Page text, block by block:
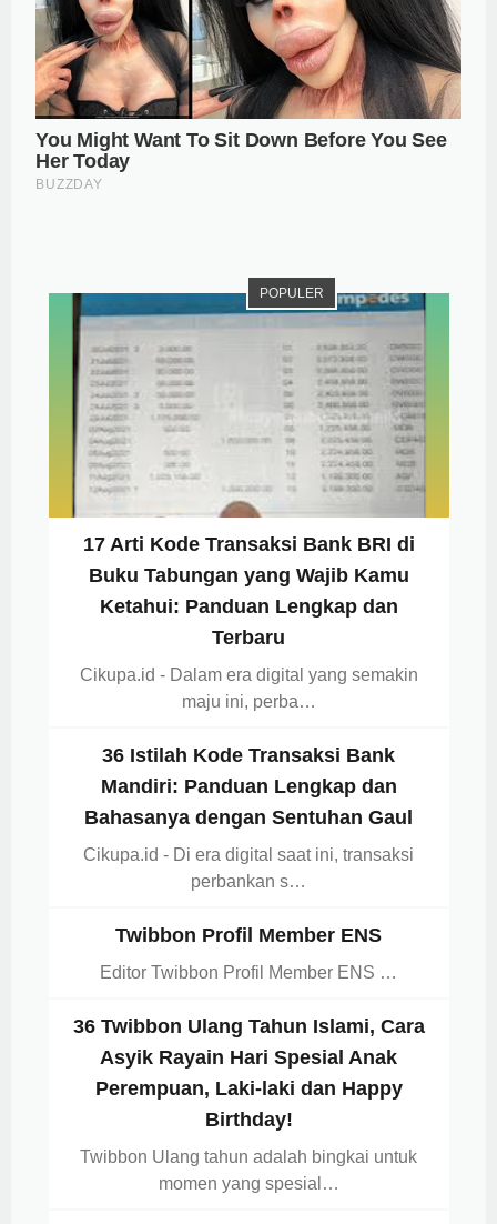
POPULER
17 Arti Kode Transaksi Bank BRI di
Buku Tabungan yang Wajib Kamu
Ketahui: Panduan Lengkap dan
Terbaru
Cikupa.id - Dalam era digital yang semakin
maju ini, perba…
36 Istilah Kode Transaksi Bank
Mandiri: Panduan Lengkap dan
Bahasanya dengan Sentuhan Gaul
Cikupa.id - Di era digital saat ini, transaksi
perbankan s…
Twibbon Profil Member ENS
Editor Twibbon Profil Member ENS …
36 Twibbon Ulang Tahun Islami, Cara
Asyik Rayain Hari Spesial Anak
Perempuan, Laki-laki dan Happy
Birthday!
Twibbon Ulang tahun adalah bingkai untuk
momen yang spesial…